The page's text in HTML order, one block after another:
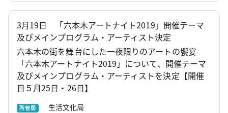
3月19日 「六本木アートナイト2019」開催テーマ
及びメインプログラム・アーティスト決定
六本木の街を舞台にした一夜限りのアートの饗宴
「六本木アートナイト2019」について、開催テーマ
及びメインプログラム・アーティストを決定【開催
日５月25日・26日】
所管局 生活文化局